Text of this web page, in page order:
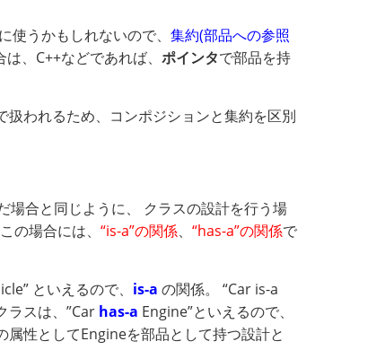
うかもしれないので、 集約(部品への参照
、C++などであれば、 ポインタで部品を持
われるため、コンポジションと集約を区別
場合と同じように、 クラスの設計を行う場
の場合には、 “is-a”の関係、 “has-a”の関係で
といえるので、 is-a の関係。 “Car is-a
ラスは、”Car has-a Engine”といえるので、
性としてEngineを部品として持つ設計と